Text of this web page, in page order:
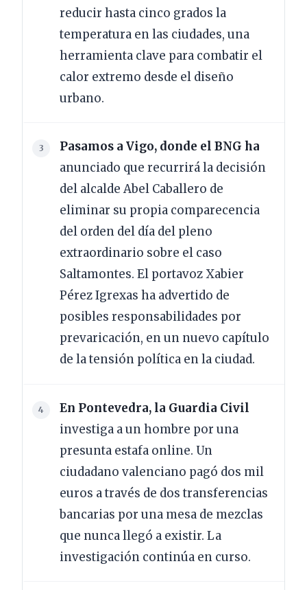
reducir hasta cinco grados la
temperatura en las ciudades, una
herramienta clave para combatir el
calor extremo desde el diseño
urbano.
Pasamos a Vigo, donde el BNG ha
anunciado que recurrirá la decisión
del alcalde Abel Caballero de
eliminar su propia comparecencia
del orden del día del pleno
extraordinario sobre el caso
Saltamontes. El portavoz Xabier
Pérez Igrexas ha advertido de
posibles responsabilidades por
prevaricación, en un nuevo capítulo
de la tensión política en la ciudad.
En Pontevedra, la Guardia Civil
investiga a un hombre por una
presunta estafa online. Un
ciudadano valenciano pagó dos mil
euros a través de dos transferencias
bancarias por una mesa de mezclas
que nunca llegó a existir. La
investigación continúa en curso.